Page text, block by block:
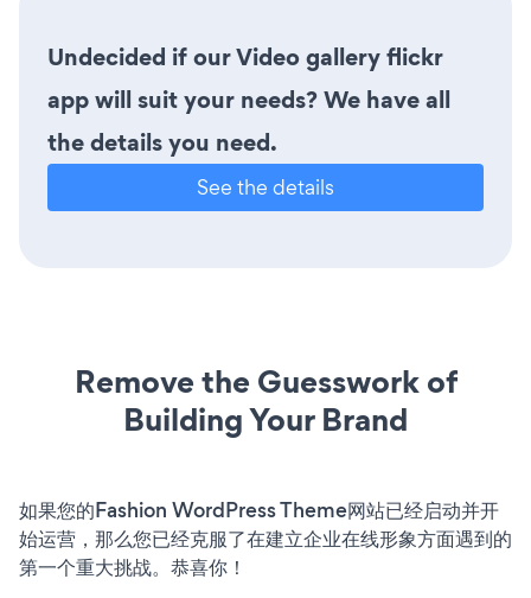
Undecided if our Video gallery flickr
app will suit your needs? We have all
the details you need.
See the details
Remove the Guesswork of
Building Your Brand
如果您的Fashion WordPress Theme网站已经启动并开
始运营，那么您已经克服了在建立企业在线形象方面遇到的
第一个重大挑战。恭喜你！